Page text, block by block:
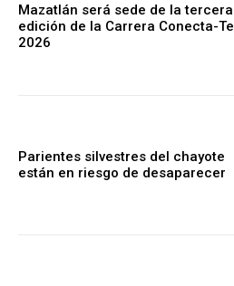
Mazatlán será sede de la tercera
edición de la Carrera Conecta-Te
2026
Parientes silvestres del chayote
están en riesgo de desaparecer